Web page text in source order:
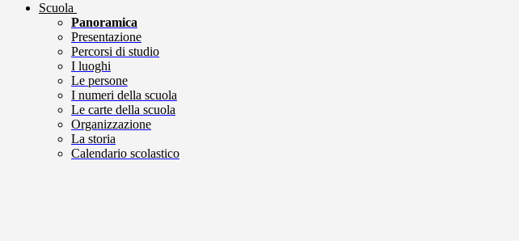
Scuola
Panoramica
Presentazione
Percorsi di studio
I luoghi
Le persone
I numeri della scuola
Le carte della scuola
Organizzazione
La storia
Calendario scolastico